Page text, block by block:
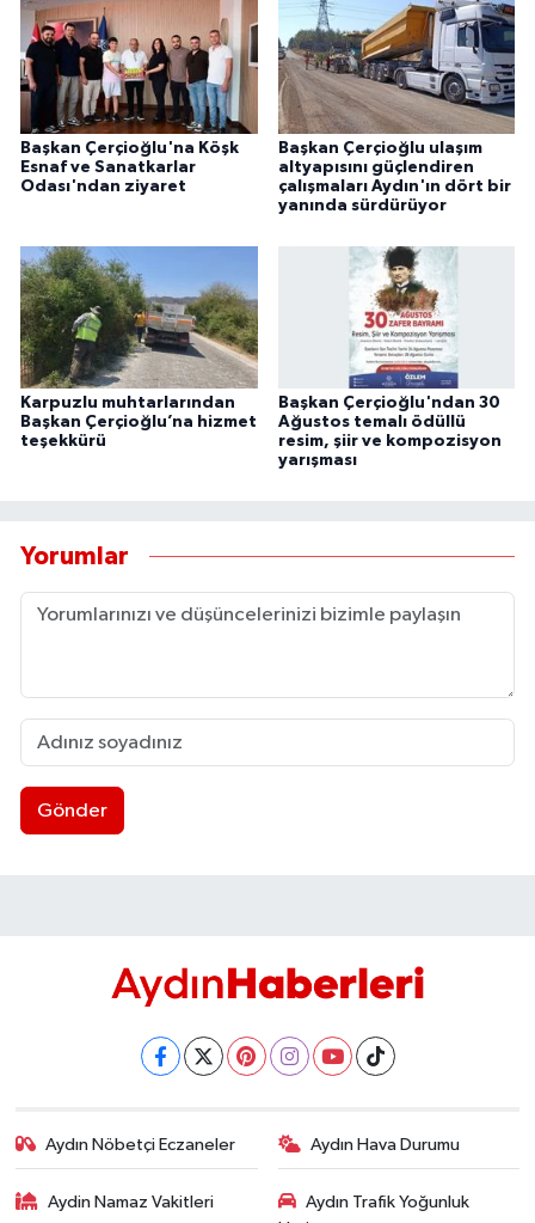
Başkan Çerçioğlu'na Köşk
Esnaf ve Sanatkarlar
Odası'ndan ziyaret
Başkan Çerçioğlu ulaşım
altyapısını güçlendiren
çalışmaları Aydın'ın dört bir
yanında sürdürüyor
Karpuzlu muhtarlarından
Başkan Çerçioğlu’na hizmet
teşekkürü
Başkan Çerçioğlu'ndan 30
Ağustos temalı ödüllü
resim, şiir ve kompozisyon
yarışması
Yorumlar
Gönder
Aydın Nöbetçi Eczaneler Aydın Hava Durumu
Aydin Namaz Vakitleri
Aydın Trafik Yoğunluk